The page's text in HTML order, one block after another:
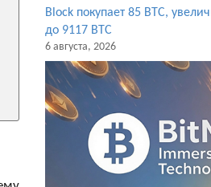
Block покупает 85 BTC,
до 9117 BTC
6 августа, 2026